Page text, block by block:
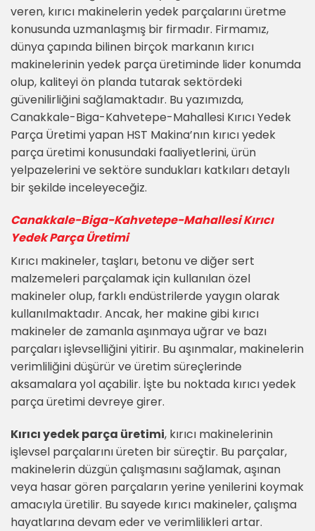
veren, kırıcı makinelerin yedek parçalarını üretme
konusunda uzmanlaşmış bir firmadır. Firmamız,
dünya çapında bilinen birçok markanın kırıcı
makinelerinin yedek parça üretiminde lider konumda
olup, kaliteyi ön planda tutarak sektördeki
güvenilirliğini sağlamaktadır. Bu yazımızda,
Canakkale-Biga-Kahvetepe-Mahallesi Kırıcı Yedek
Parça Üretimi yapan HST Makina’nın kırıcı yedek
parça üretimi konusundaki faaliyetlerini, ürün
yelpazelerini ve sektöre sundukları katkıları detaylı
bir şekilde inceleyeceğiz.
Canakkale-Biga-Kahvetepe-Mahallesi Kırıcı
Yedek Parça Üretimi
Kırıcı makineler, taşları, betonu ve diğer sert
malzemeleri parçalamak için kullanılan özel
makineler olup, farklı endüstrilerde yaygın olarak
kullanılmaktadır. Ancak, her makine gibi kırıcı
makineler de zamanla aşınmaya uğrar ve bazı
parçaları işlevselliğini yitirir. Bu aşınmalar, makinelerin
verimliliğini düşürür ve üretim süreçlerinde
aksamalara yol açabilir. İşte bu noktada kırıcı yedek
parça üretimi devreye girer.
Kırıcı yedek parça üretimi, kırıcı makinelerinin
işlevsel parçalarını üreten bir süreçtir. Bu parçalar,
makinelerin düzgün çalışmasını sağlamak, aşınan
veya hasar gören parçaların yerine yenilerini koymak
amacıyla üretilir. Bu sayede kırıcı makineler, çalışma
hayatlarına devam eder ve verimlilikleri artar.